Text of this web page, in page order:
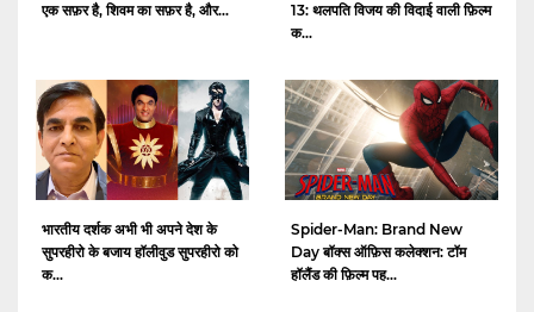
एक सफ़र है, शिवम का सफ़र है, और...
13: थलपति विजय की विदाई वाली फ़िल्म
क...
भारतीय दर्शक अभी भी अपने देश के
सुपरहीरो के बजाय हॉलीवुड सुपरहीरो को
क...
Spider-Man: Brand New
Day बॉक्स ऑफ़िस कलेक्शन: टॉम
हॉलैंड की फ़िल्म पह...